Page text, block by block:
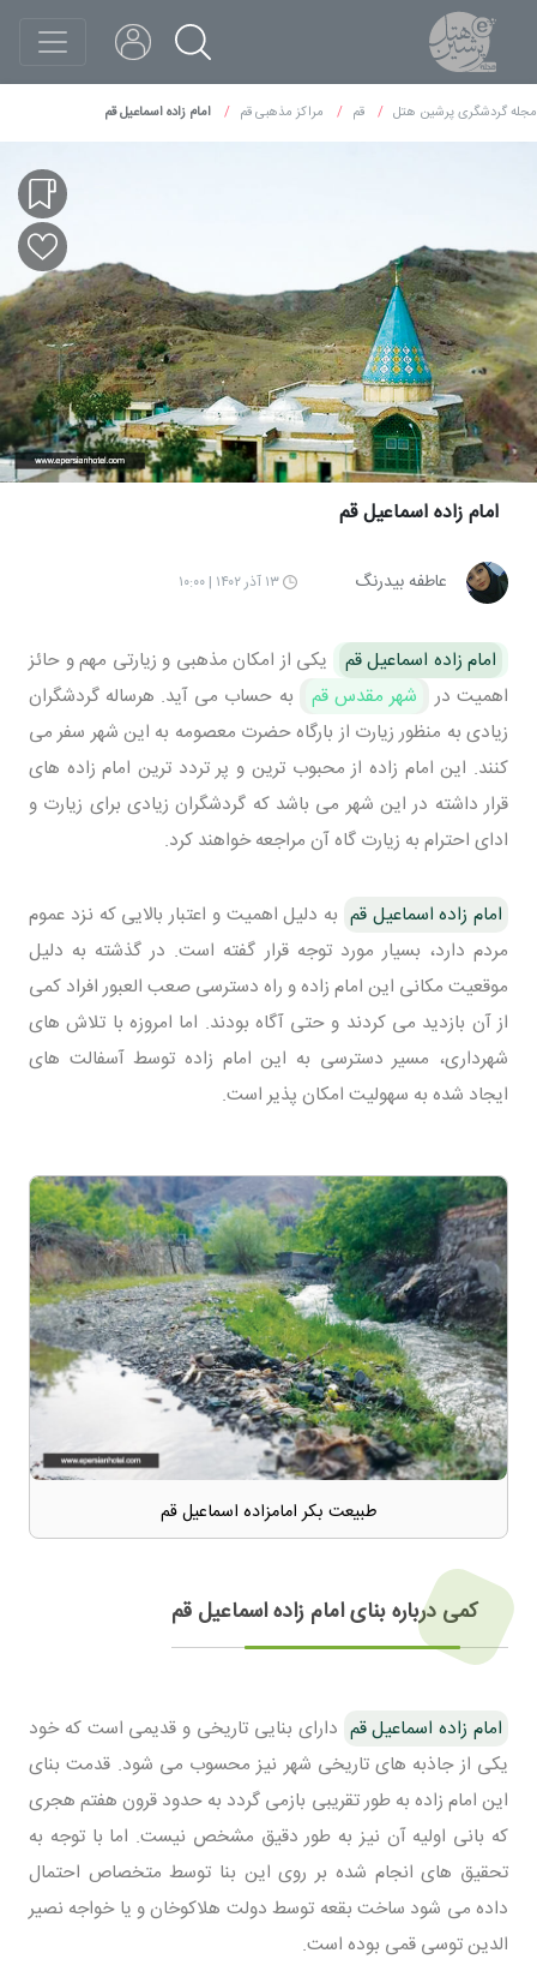
مجله گردشگری پرشین هتل قم مراکز مذهبی قم امام زاده اسماعیل قم
امام زاده اسماعیل قم
عاطفه بیدرنگ ۱۳ آذر ۱۴۰۲ | ۱۰:۰۰
امام زاده اسماعیل قم
یکی از امکان مذهبی و زیارتی مهم و حائز
اهمیت در
شهر مقدس قم
به حساب می آید. هرساله گردشگران
زیادی به منظور زیارت از بارگاه حضرت معصومه به این شهر سفر می
کنند. این امام زاده از محبوب ترین و پر تردد ترین امام زاده های
قرار داشته در این شهر می باشد که گردشگران زیادی برای زیارت و
ادای احترام به زیارت گاه آن مراجعه خواهند کرد.
امام زاده اسماعیل قم به دلیل اهمیت و اعتبار بالایی که نزد عموم
مردم دارد، بسیار مورد توجه قرار گفته است. در گذشته به دلیل
موقعیت مکانی این امام زاده و راه دسترسی صعب العبور افراد کمی
از آن بازدید می کردند و حتی آگاه بودند. اما امروزه با تلاش های
شهرداری، مسیر دسترسی به این امام زاده توسط آسفالت های
ایجاد شده به سهولیت امکان پذیر است.
طبیعت بکر امامزاده اسماعیل قم
کمی درباره بنای امام زاده اسماعیل قم
امام زاده اسماعیل قم دارای بنایی تاریخی و قدیمی است که خود
یکی از جاذبه های تاریخی شهر نیز محسوب می شود. قدمت بنای
این امام زاده به طور تقریبی بازمی گردد به حدود قرون هفتم هجری
که بانی اولیه آن نیز به طور دقیق مشخص نیست. اما با توجه به
تحقیق های انجام شده بر روی این بنا توسط متخصاص احتمال
داده می شود ساخت بقعه توسط دولت هلاکوخان و یا خواجه نصیر
الدین توسی قمی بوده است.